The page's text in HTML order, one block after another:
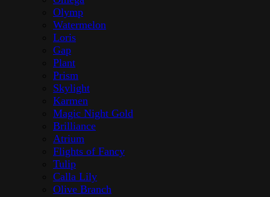
Olymp
Watermelon
Loris
Gap
Plant
Prism
Skylight
Karmen
Magic Night Gold
Brilliance
Atrium
Flights of Fancy
Tulip
Calla Lily
Olive Branch